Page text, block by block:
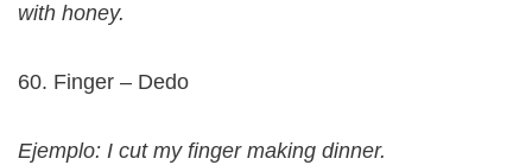
with honey.
60. Finger – Dedo
Ejemplo: I cut my finger making dinner.